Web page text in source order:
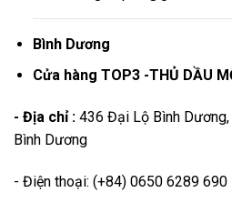
Bình Dương
Cửa hàng TOP3 -THỦ DẦU
- Địa chỉ : 436 Đại Lộ Bình
Bình Dương
- Điện thoại: (+84) 0650 6289